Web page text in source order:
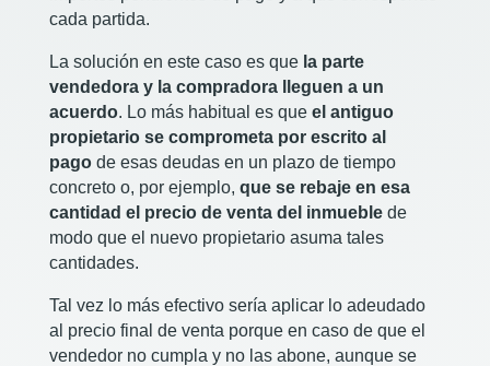
cada partida.
La solución en este caso es que la parte
vendedora y la compradora lleguen a un
acuerdo. Lo más habitual es que el antiguo
propietario se comprometa por escrito al
pagode esas deudas en un plazo de tiempo
concreto o, por ejemplo, que se rebaje en esa
cantidad el precio de venta del inmueblede
modo que el nuevo propietario asuma tales
cantidades.
Tal vez lo más efectivo sería aplicar lo adeudado
al precio final de venta porque en caso de que el
vendedor no cumpla y no las abone, aunque se